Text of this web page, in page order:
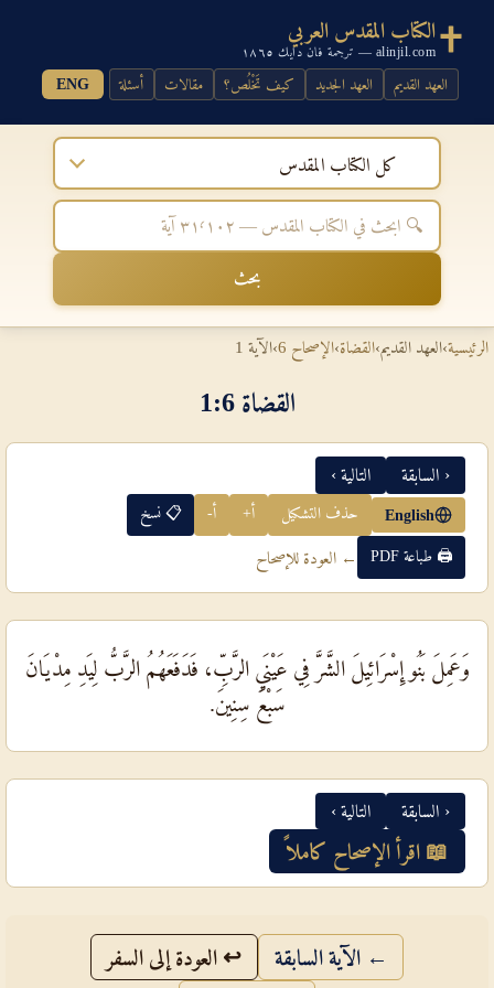
الكتاب المقدس العربي
alinjil.com — ترجمة فان دايك ١٨٦٥
العهد القديم العهد الجديد كيف تَخْلُص؟ مقالات أسئلة ENG
كل الكتاب المقدس
بحث
الرئيسية›العهد القديم›القضاة›الإصحاح 6 ›الآية 1
القضاة 6‏:‏1
‹ السابقة التالية ›
English حذف التشكيل أ+ أ- 📋 نسخ
🖨 طباعة PDF ← العودة للإصحاح
وَعَمِلَ بَنُو إِسْرَائِيلَ الشَّرَّ فِي عَيْنَيِ الرَّبِّ، فَدَفَعَهُمُ الرَّبُّ لِيَدِ مِدْيَانَ
سَبْعَ سِنِينَ.
‹ السابقة التالية ›
📖 اقرأ الإصحاح كاملاً
← الآية السابقة ↩ العودة إلى السفر